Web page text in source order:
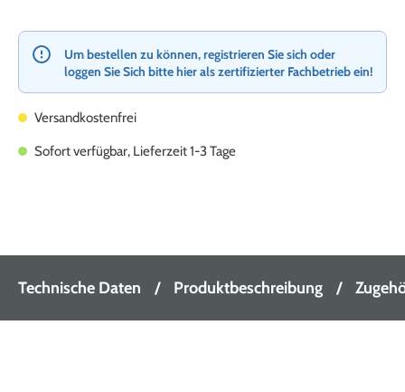
Um bestellen zu können, registrieren Sie sich oder
loggen Sie Sich bitte hier als zertifizierter Fachbetrieb ein!
Versandkostenfrei
Sofort verfügbar, Lieferzeit 1-3 Tage
Technische Daten Produktbeschreibung